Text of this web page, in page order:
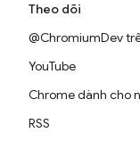
Theo dõi
@ChromiumDev
YouTube
Chrome dành cho
RSS